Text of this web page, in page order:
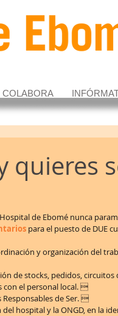
COLABORA
quieres
de Ebomé nunca
para el puesto de DUE
y organización del
de stocks, pedidos, circuitos
con el personal local. 
de Ser. 
hospital y la ONGD, en la